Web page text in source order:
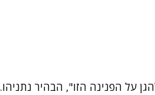
על הפנינה הזו", הבהיר נתניהו.